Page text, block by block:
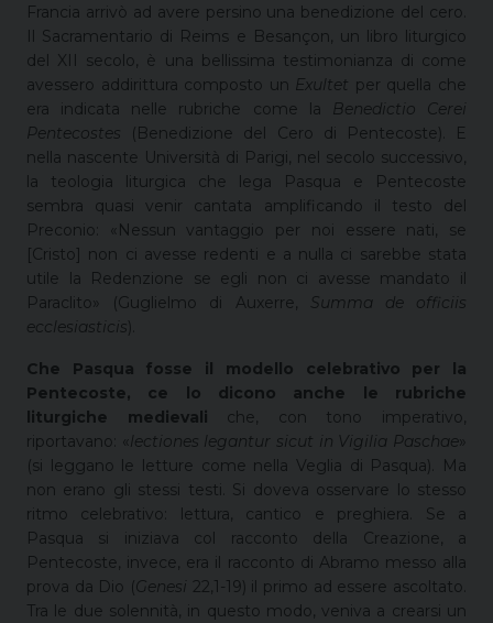
Francia arrivò ad avere persino una benedizione del cero.
Il Sacramentario di Reims e Besançon, un libro liturgico
del XII secolo, è una bellissima testimonianza di come
avessero addirittura composto un Exultet per quella che
era indicata nelle rubriche come la Benedictio Cerei
Pentecostes (Benedizione del Cero di Pentecoste). E
nella nascente Università di Parigi, nel secolo successivo,
la teologia liturgica che lega Pasqua e Pentecoste
sembra quasi venir cantata amplificando il testo del
Preconio: «Nessun vantaggio per noi essere nati, se
[Cristo] non ci avesse redenti e a nulla ci sarebbe stata
utile la Redenzione se egli non ci avesse mandato il
Paraclito» (Guglielmo di Auxerre,
Summa de officiis
ecclesiasticis).
Che Pasqua fosse il modello celebrativo per la
Pentecoste, ce lo dicono anche le rubriche
liturgiche medievali che, con tono imperativo,
riportavano: « lectiones legantur sicut in Vigilia Paschae
(si leggano le letture come nella Veglia di Pasqua). Ma
non erano gli stessi testi. Si doveva osservare lo stesso
ritmo celebrativo: lettura, cantico e preghiera. Se a
Pasqua si iniziava col racconto della Creazione, a
Pentecoste, invece, era il racconto di Abramo messo alla
prova da Dio (Genesi 22,1-19) il primo ad essere ascoltato.
Tra le due solennità, in questo modo, veniva a crearsi un